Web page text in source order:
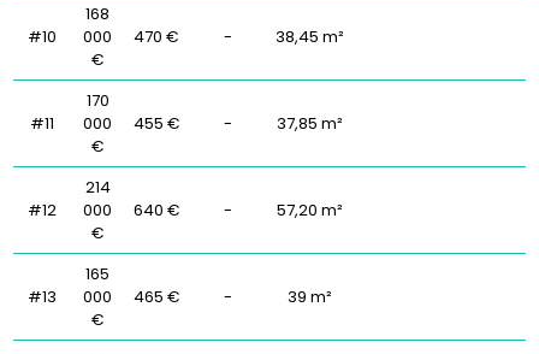
#10
168
000
€
470 € - 38,45 m²
#11
170
000
€
455 € - 37,85 m²
#12
214
000
€
640 € - 57,20 m²
#13
165
000
€
465 € - 39 m²